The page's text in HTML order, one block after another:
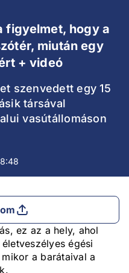
figyelmet, hogy a
miután egy
+ videó
szenvedett egy 15
társával
vasútállomáson
ez az a hely, ahol
égési
a barátaival a